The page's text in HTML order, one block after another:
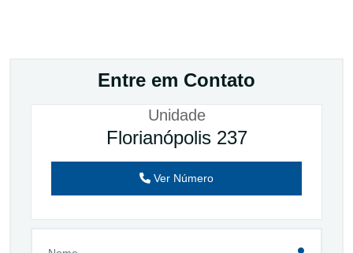
Entre em Contato
Unidade
Florianópolis 237
Ver Número